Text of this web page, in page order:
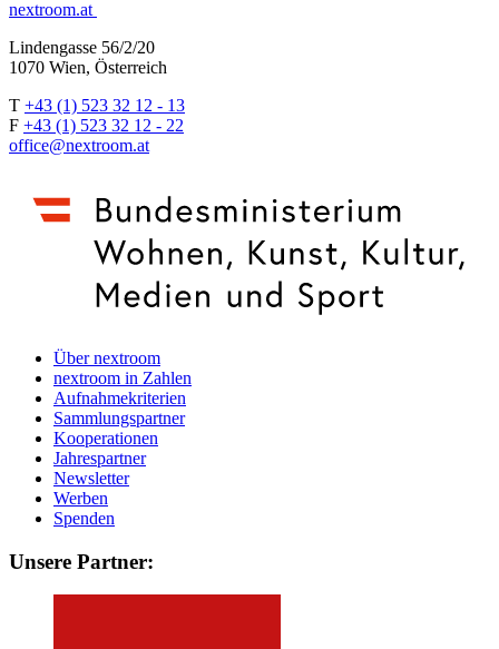
nextroom.at
Lindengasse 56/2/20
1070 Wien, Österreich
T +43 (1) 523 32 12 - 13
F +43 (1) 523 32 12 - 22
office@nextroom.at
Über nextroom
nextroom in Zahlen
Aufnahmekriterien
Sammlungspartner
Kooperationen
Jahrespartner
Newsletter
Werben
Spenden
Unsere Partner: